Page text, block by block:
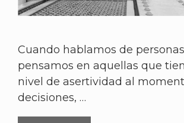
Cuando hablamos de
pensamos en aquellas que
nivel de asertividad al
decisiones, …